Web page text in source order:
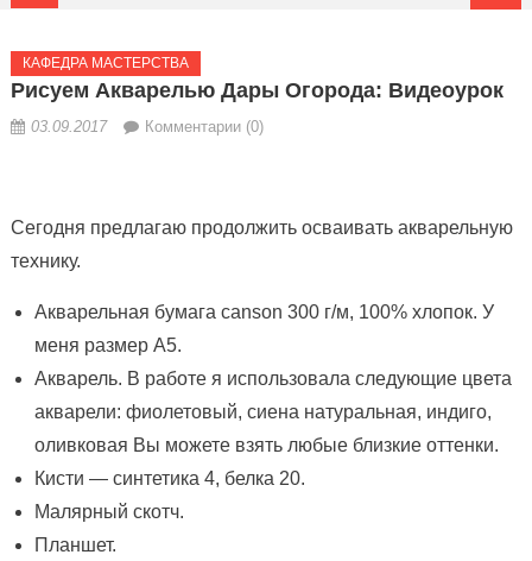
КАФЕДРА МАСТЕРСТВА
Рисуем Акварелью Дары Огорода: Видеоурок
03.09.2017 Комментарии (0)
Сегодня предлагаю продолжить осваивать акварельную
технику.
Акварельная бумага canson 300 г/м, 100% хлопок. У
меня размер А5.
Акварель. В работе я использовала следующие цвета
акварели: фиолетовый, сиена натуральная, индиго,
оливковая Вы можете взять любые близкие оттенки.
Кисти — синтетика 4, белка 20.
Малярный скотч.
Планшет.